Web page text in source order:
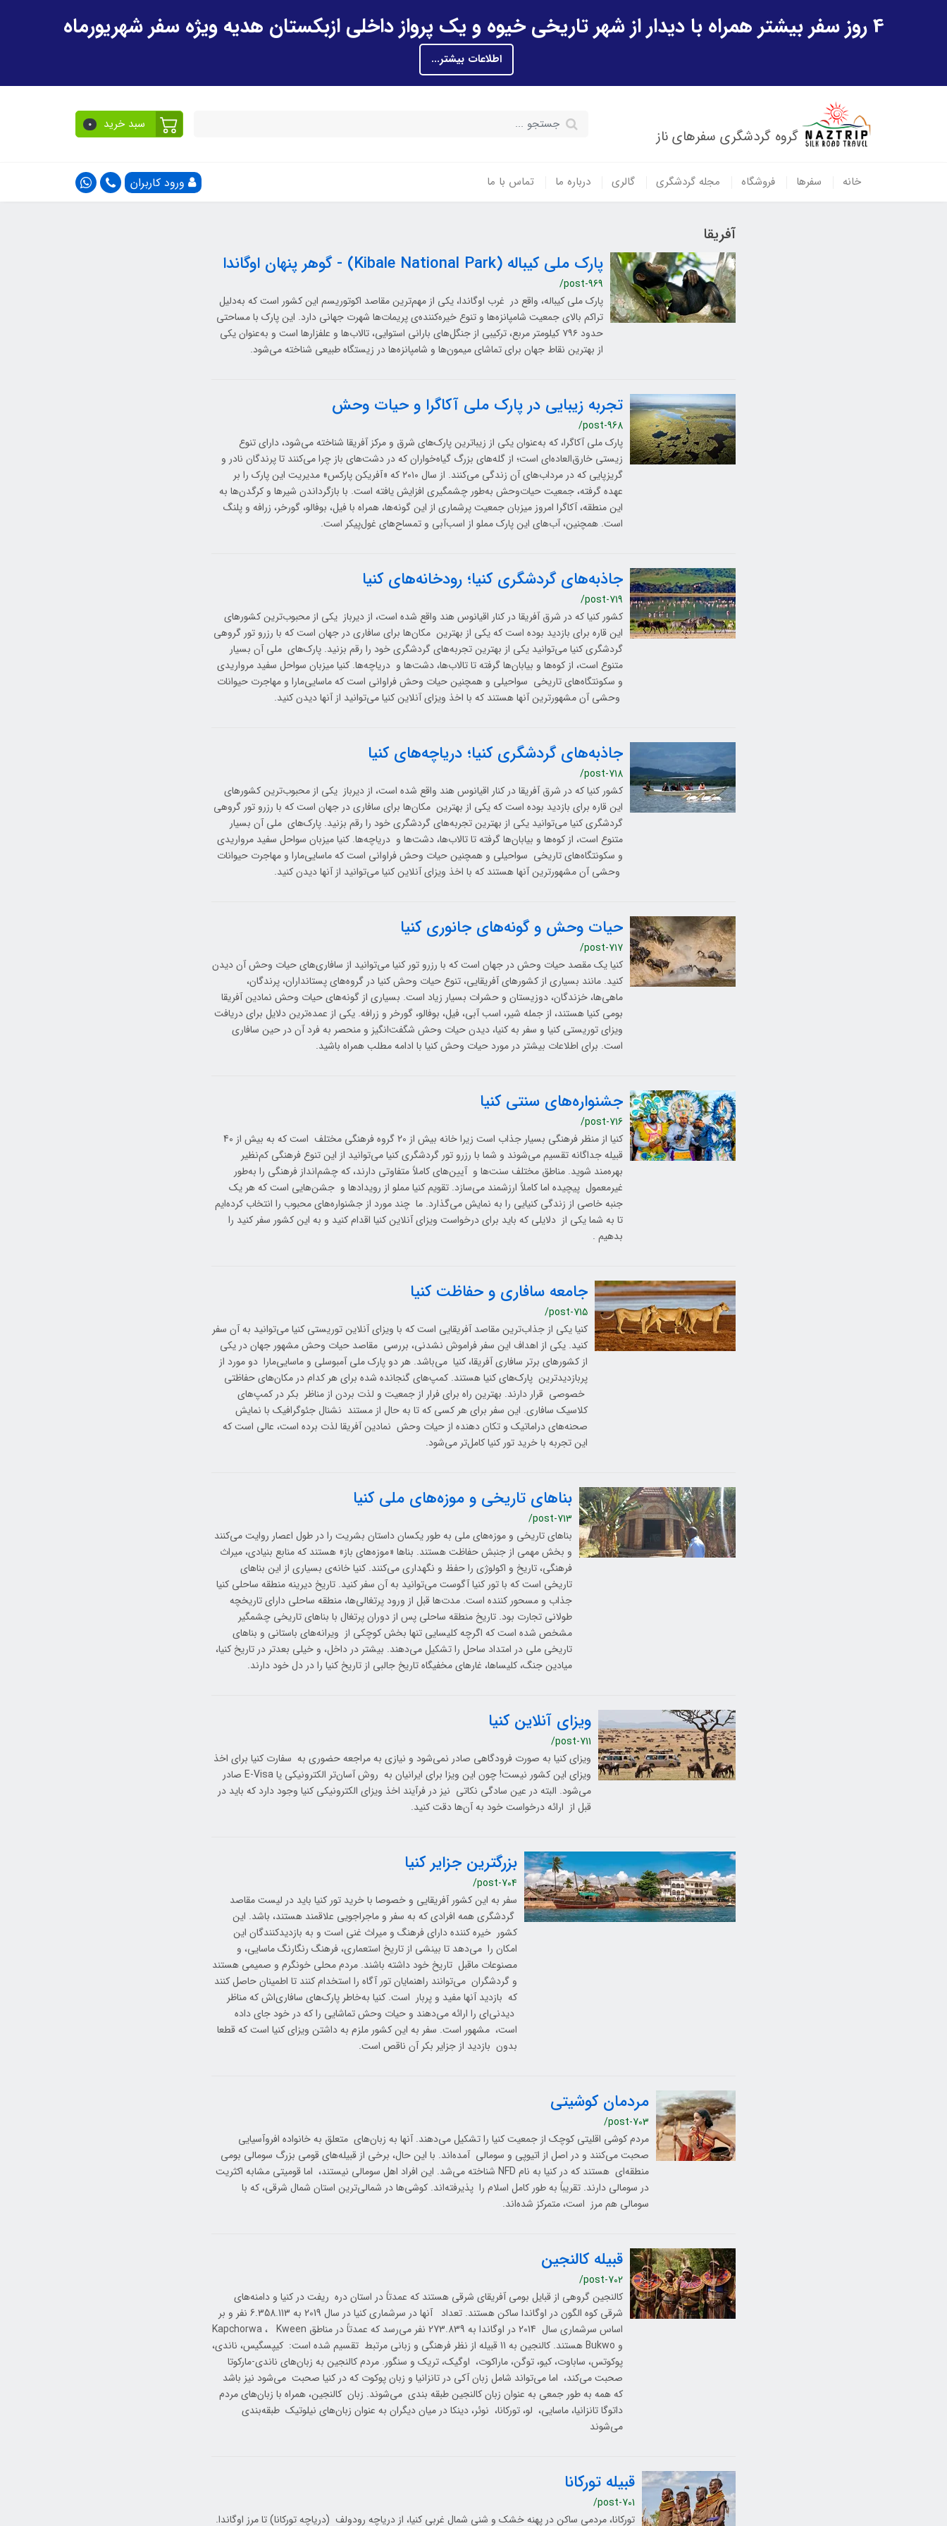
4 روز سفر بیشتر همراه با دیدار از شهر تاریخی خیوه و یک پرواز داخلی ازبکستان هدیه ویژه سفر شهریورماه
اطلاعات بیشتر...
گروه گردشگری سفرهای ناز
سبد خرید 0
خانه سفرها فروشگاه مجله گردشگری گالری درباره ما تماس با ما ورود کاربران
آفریقا
پارک ملی کیباله (Kibale National Park) - گوهر پنهان اوگاندا
/post-969
پارک ملی کیباله، واقع در غرب اوگاندا، یکی از مهم‌ترین مقاصد اکوتوریسم این کشور است که به‌دلیل
تراکم بالای جمعیت شامپانزه‌ها و تنوع خیره‌کننده‌ی پریمات‌ها شهرت جهانی دارد. این پارک با مساحتی
حدود ۷۹۶ کیلومتر مربع، ترکیبی از جنگل‌های بارانی استوایی، تالاب‌ها و علفزارها است و به‌عنوان یکی
از بهترین نقاط جهان برای تماشای میمون‌ها و شامپانزه‌ها در زیستگاه طبیعی شناخته می‌شود.
تجربه زیبایی در پارک ملی آکاگرا و حیات وحش
/post-968
پارک ملی آکاگرا، که به‌عنوان یکی از زیباترین پارک‌های شرق و مرکز آفریقا شناخته می‌شود، دارای تنوع
زیستی خارق‌العاده‌ای است؛ از گله‌های بزرگ گیاه‌خواران که در دشت‌های باز چرا می‌کنند تا پرندگان نادر و
گریزپایی که در مرداب‌های آن زندگی می‌کنند. از سال ۲۰۱۰ که «آفریکن پارکس» مدیریت این پارک را بر
عهده گرفته، جمعیت حیات‌وحش به‌طور چشمگیری افزایش یافته است. با بازگرداندن شیرها و کرگدن‌ها به
این منطقه، آکاگرا امروز میزبان جمعیت پرشماری از این گونه‌ها، همراه با فیل، بوفالو، گورخر، زرافه و پلنگ
است. همچنین، آب‌های این پارک مملو از اسب‌آبی و تمساح‌های غول‌پیکر است.
جاذبه‌های گردشگری کنیا؛ رودخانه‌های کنیا
/post-719
کشور کنیا که در شرق آفریقا در کنار اقیانوس هند واقع شده است، از دیرباز یکی از محبوب‌ترین کشورهای
این قاره برای بازدید بوده است که یکی از بهترین مکان‌ها برای سافاری در جهان است که با رزرو تور گروهی
گردشگری کنیا می‌توانید یکی از بهترین تجربه‌های گردشگری خود را رقم بزنید. پارک‌های ملی آن بسیار
متنوع است، از کوه‌ها و بیابان‌ها گرفته تا تالاب‌ها، دشت‌ها و دریاچه‌ها. کنیا میزبان سواحل سفید مرواریدی
و سکونتگاه‌های تاریخی سواحیلی و همچنین حیات وحش فراوانی است که ماسایی‌مارا و مهاجرت حیوانات
وحشی آن مشهورترین آنها هستند که با اخذ ویزای آنلاین کنیا می‌توانید از آنها دیدن کنید.
جاذبه‌های گردشگری کنیا؛ دریاچه‌های کنیا
/post-718
کشور کنیا که در شرق آفریقا در کنار اقیانوس هند واقع شده است، از دیرباز یکی از محبوب‌ترین کشورهای
این قاره برای بازدید بوده است که یکی از بهترین مکان‌ها برای سافاری در جهان است که با رزرو تور گروهی
گردشگری کنیا می‌توانید یکی از بهترین تجربه‌های گردشگری خود را رقم بزنید. پارک‌های ملی آن بسیار
متنوع است، از کوه‌ها و بیابان‌ها گرفته تا تالاب‌ها، دشت‌ها و دریاچه‌ها. کنیا میزبان سواحل سفید مرواریدی
و سکونتگاه‌های تاریخی سواحیلی و همچنین حیات وحش فراوانی است که ماسایی‌مارا و مهاجرت حیوانات
وحشی آن مشهورترین آنها هستند که با اخذ ویزای آنلاین کنیا می‌توانید از آنها دیدن کنید.
حیات وحش و گونه‌های جانوری کنیا
/post-717
کنیا یک مقصد حیات وحش در جهان است که با رزرو تور کنیا می‌توانید از سافاری‌های حیات وحش آن دیدن
کنید. مانند بسیاری از کشورهای آفریقایی، تنوع حیات وحش کنیا در گروه‌های پستانداران، پرندگان،
ماهی‌ها، خزندگان، دوزیستان و حشرات بسیار زیاد است. بسیاری از گونه‌های حیات وحش نمادین آفریقا
بومی کنیا هستند، از جمله شیر، اسب آبی، فیل، بوفالو، گورخر و زرافه. یکی از عمده‌ترین دلایل برای دریافت
ویزای توریستی کنیا و سفر به کنیا، دیدن حیات وحش شگفت‌انگیز و منحصر به فرد آن در حین سافاری
است. برای اطلاعات بیشتر در مورد حیات وحش کنیا با ادامه مطلب همراه باشید.
جشنواره‌های سنتی کنیا
/post-716
کنیا از منظر فرهنگی بسیار جذاب است زیرا خانه بیش از 20 گروه فرهنگی مختلف است که به بیش از 40
قبیله جداگانه تقسیم می‌شوند و شما با رزرو تور گردشگری کنیا می‌توانید از این تنوع فرهنگی کم‌نظیر
بهره‌مند شوید. مناطق مختلف سنت‌ها و آیین‌های کاملاً متفاوتی دارند، که چشم‌انداز فرهنگی را به‌طور
غیرمعمول پیچیده اما کاملاً ارزشمند می‌سازد. تقویم کنیا مملو از رویدادها و جشن‌هایی است که هر یک
جنبه خاصی از زندگی کنیایی را به نمایش می‌گذارد. ما چند مورد از جشنواره‌های محبوب را انتخاب کرده‌ایم
تا به شما یکی از دلایلی که باید برای درخواست ویزای آنلاین کنیا اقدام کنید و به این کشور سفر کنید را
بدهیم .
جامعه سافاری و حفاظت کنیا
/post-715
کنیا یکی از جذاب‌ترین مقاصد آفریقایی است که با ویزای آنلاین توریستی کنیا می‌توانید به آن سفر
کنید. یکی از اهداف این سفر فراموش نشدنی، بررسی مقاصد حیات وحش مشهور جهان در یکی
از کشورهای برتر سافاری آفریقا، کنیا می‌باشد. هر دو پارک ملی آمبوسلی و ماسایی‌مارا دو مورد از
پربازدیدترین پارک‌های کنیا هستند. کمپ‌های گنجانده شده برای هر کدام در مکان‌های حفاظتی
خصوصی قرار دارند. بهترین راه برای فرار از جمعیت و لذت بردن از مناظر بکر در کمپ‌های
کلاسیک سافاری. این سفر برای هر کسی که تا به حال از مستند نشنال جئوگرافیک با نمایش
صحنه‌های دراماتیک و تکان دهنده از حیات وحش نمادین آفریقا لذت برده است، عالی است که
این تجربه با خرید تور کنیا کامل‌تر می‌شود.
بناهای تاریخی و موزه‌های ملی کنیا
/post-713
بناهای تاریخی و موزه‌های ملی به طور یکسان داستان بشریت را در طول اعصار روایت می‌کنند
و بخش مهمی از جنبش حفاظت هستند. بناها «موزه‌های باز» هستند که منابع بنیادی، میراث
فرهنگی، تاریخ و اکولوژی را حفظ و نگهداری می‌کنند. کنیا خانه‌ی بسیاری از این بناهای
تاریخی است که با تور کنیا آگوست می‌توانید به آن سفر کنید. تاریخ دیرینه منطقه ساحلی کنیا
جذاب و مسحور کننده است. مدت‌ها قبل از ورود پرتغالی‌ها، منطقه ساحلی دارای تاریخچه
طولانی تجارت بود. تاریخ منطقه ساحلی پس از دوران پرتغال با بناهای تاریخی چشمگیر
مشخص شده است که اگرچه کلیسایی تنها بخش کوچکی از ویرانه‌های باستانی و بناهای
تاریخی ملی در امتداد ساحل را تشکیل می‌دهند. بیشتر در داخل، و خیلی بعدتر در تاریخ کنیا،
میادین جنگ، کلیساها، غارهای مخفیگاه تاریخ جالبی از تاریخ کنیا را در دل خود دارند.
ویزای آنلاین کنیا
/post-711
ویزای کنیا به صورت فرودگاهی صادر نمی‌شود و نیازی به مراجعه حضوری به سفارت کنیا برای اخذ
ویزای این کشور نیست! چون این ویزا برای ایرانیان به روش آسان‌تر الکترونیکی یا E-Visa صادر
می‌شود. البته در عین سادگی نکاتی نیز در فرآیند اخذ ویزای الکترونیکی کنیا وجود دارد که باید در
قبل از ارائه درخواست خود به آن‌ها دقت کنید.
بزرگترین جزایر کنیا
/post-704
سفر به این کشور آفریقایی و خصوصا با خرید تور کنیا باید در لیست مقاصد
گردشگری همه افرادی که به سفر و ماجراجویی علاقمند هستند، باشد. این
کشور خیره‌ کننده دارای فرهنگ و میراث غنی است و به بازدیدکنندگان این
امکان را می‌دهد تا بینشی از تاریخ استعماری، فرهنگ رنگارنگ ماسایی، و
مصنوعات ماقبل تاریخ خود داشته باشند. مردم محلی خونگرم و صمیمی هستند
و گردشگران می‌توانند راهنمایان تور آگاه را استخدام کنند تا اطمینان حاصل کنند
که بازدید آنها مفید و پربار است. کنیا به‌خاطر پارک‌های سافاری‌اش که مناظر
دیدنی‌ای را ارائه می‌دهند و حیات‌ وحش تماشایی را که در خود جای داده
است، مشهور است. سفر به این کشور ملزم به داشتن ویزای کنیا است که قطعا
بدون بازدید از جزایر بکر آن ناقص است.
مردمان کوشیتی
/post-703
مردم کوشی اقلیتی کوچک از جمعیت کنیا را تشکیل می‌دهند. آنها به زبان‌های متعلق به خانواده افروآسیایی
صحبت می‌کنند و در اصل از اتیوپی و سومالی آمده‌اند. با این حال، برخی از قبیله‌های قومی بزرگ سومالی بومی
منطقه‌ای هستند که در کنیا به نام NFD شناخته می‌شد. این افراد اهل سومالی نیستند، اما قومیتی مشابه اکثریت
در سومالی دارند. تقریباً به طور کامل اسلام را پذیرفته‌اند. کوشی‌ها در شمالی‌ترین استان شمال شرقی، که با
سومالی هم مرز است، متمرکز شده‌اند.
قبیله کالنجین
/post-702
کالنجین گروهی از قبایل بومی آفریقای شرقی هستند که عمدتاً در استان دره ریفت در کنیا و دامنه‌های
شرقی کوه الگون در اوگاندا ساکن هستند. تعداد آنها در سرشماری کنیا در سال 2019 به 6.358.113 نفر و بر
اساس سرشماری سال 2014 در اوگاندا به 273.839 نفر می‌رسد که عمدتاً در مناطق Kapchorwa ، Kween
و Bukwo هستند. کالنجین به 11 قبیله از نظر فرهنگی و زبانی مرتبط تقسیم شده است: کیپسگیس، ناندی،
پوکوتس، ساباوت، کیو، توگن، ماراکوت، اوگیک، تریک و سنگور. مردم کالنجین به زبان‌های ناندی-مارکوتا
صحبت می‌کند، اما می‌تواند شامل زبان آکی در تانزانیا و زبان پوکوت که در کنیا صحبت می‌شود نیز باشد
که همه به طور جمعی به عنوان زبان کالنجین طبقه بندی می‌شوند. زبان کالنجین، همراه با زبان‌های مردم
داتوگا تانزانیا، ماسایی، لو، تورکانا، نوئر، دینکا در میان دیگران به عنوان زبان‌های نیلوتیک طبقه‌بندی
می‌شوند
قبیله تورکانا
/post-701
تورکانا، مردمی ساکن در پهنه خشک و شنی شمال غربی کنیا، از دریاچه رودولف (دریاچه تورکانا) تا مرز اوگاندا.